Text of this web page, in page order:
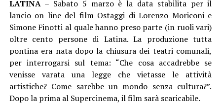
LATINA– Sabato 5 marzo è la data stabilita per il
lancio on line del film Ostaggi di Lorenzo Moriconi e
Simone Finotti al quale hanno preso parte (in ruoli vari)
oltre cento persone di Latina. La produzione tutta
pontina era nata dopo la chiusura dei teatri comunali,
per interrogarsi sul tema: “Che cosa accadrebbe se
venisse varata una legge che vietasse le attività
artistiche? Come sarebbe un mondo senza cultura?”.
Dopo la prima al Supercinema, il film sarà scaricabile.